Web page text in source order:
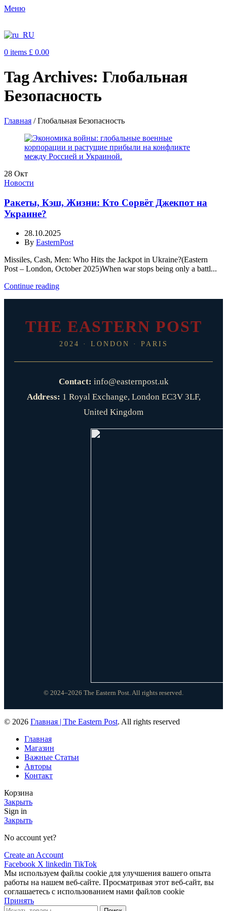
Меню
0 items £ 0.00
Tag Archives: Глобальная
Безопасность
Главная /Глобальная Безопасность
28 Окт
Новости
Ракеты, Кэш, Жизни: Кто Сорвёт Джекпот на
Украине?
28.10.2025
By EasternPost
Missiles, Cash, Men: Who Hits the Jackpot in Ukraine?(Eastern
Post – London, October 2025)When war stops being only a battl...
Continue reading
THE EASTERN POST
2024 · LONDON · PARIS
Contact: info@easternpost.uk
Address: 1 Royal Exchange, London EC3V 3LF,
United Kingdom
© 2024–2026 The Eastern Post. All rights reserved.
© 2026 Главная | The Eastern Post. All rights reserved
Главная
Магазин
Важные Статьи
Авторы
Контакт
Корзина
Закрыть
Sign in
Закрыть
No account yet?
Create an Account
Facebook X linkedin TikTok
Мы используем файлы cookie для улучшения вашего опыта
работы на нашем веб-сайте. Просматривая этот веб-сайт, вы
соглашаетесь с использованием нами файлов cookie
Принять